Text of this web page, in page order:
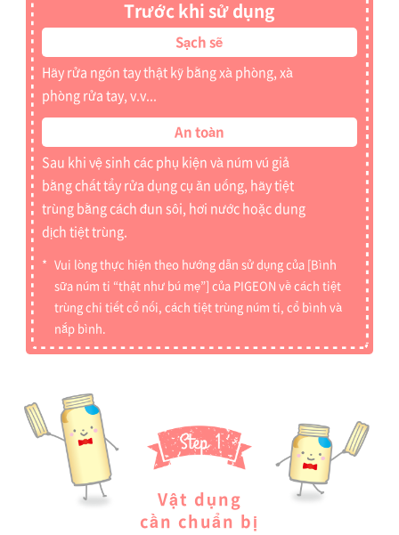
Trước khi sử dụng
Sạch sẽ
Hãy rửa ngón tay thật kỹ bằng xà phòng, xà
phòng rửa tay, v.v...
An toàn
Sau khi vệ sinh các phụ kiện và núm vú giả
bằng chất tẩy rửa dụng cụ ăn uống, hãy tiệt
trùng bằng cách đun sôi, hơi nước hoặc dung
dịch tiệt trùng.
Vui lòng thực hiện theo hướng dẫn sử dụng của [Bình
sữa núm ti “thật như bú mẹ”] của PIGEON về cách tiệt
trùng chi tiết cổ nối, cách tiệt trùng núm ti, cổ bình và
nắp bình.
Vật dụng
cần chuẩn bị